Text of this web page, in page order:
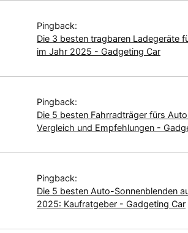
Pingback:
Die 3 besten tragbaren Ladegeräte
im Jahr 2025 - Gadgeting Car
Pingback:
Die 5 besten Fahrradträger fürs
Vergleich und Empfehlungen -
Pingback:
Die 5 besten Auto-Sonnenblenden
2025: Kaufratgeber - Gadgeting Car